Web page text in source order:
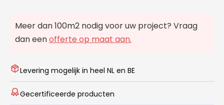
Meer dan 100m2 nodig voor uw project? Vraag
dan eenofferte op maat aan.
Levering mogelijk in heel NL en BE
Gecertificeerde producten